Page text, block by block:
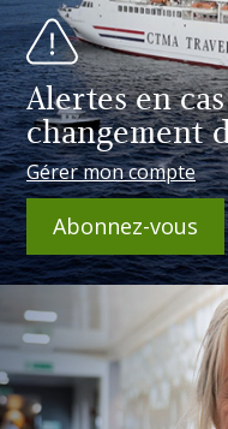
Alertes en
changement
Gérer mon compte
Abonnez-vous